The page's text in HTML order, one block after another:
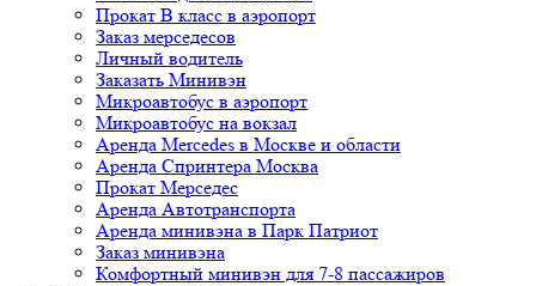
Прокат В класс в аэропорт
Заказ мерседесов
Личный водитель
Заказать Минивэн
Микроавтобус в аэропорт
Микроавтобус на вокзал
Аренда Mercedes в Москве и области
Аренда Спринтера Москва
Прокат Мерседес
Аренда Автотранспорта
Аренда минивэна в Парк Патриот
Заказ минивэна
Комфортный минивэн для 7-8 пассажиров